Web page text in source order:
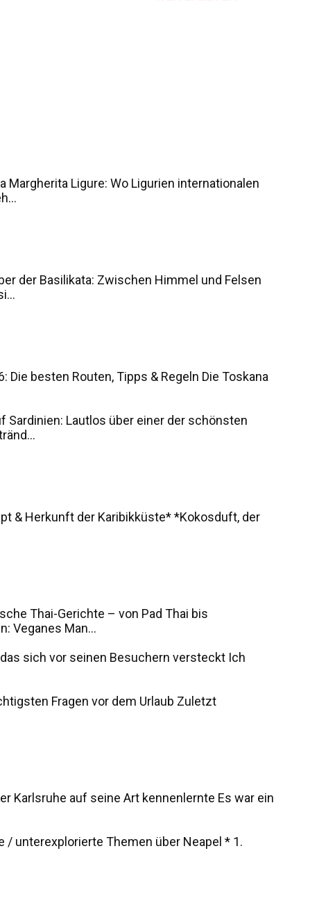
Margherita Ligure: Wo Ligurien internationalen
der Basilikata: Zwischen Himmel und Felsen
Die besten Routen, Tipps & Regeln Die Toskana
Sardinien: Lautlos über einer der schönsten
& Herkunft der Karibikküste* *Kokosduft, der
Thai-Gerichte – von Pad Thai bis
Veganes Man...
sich vor seinen Besuchern versteckt Ich
Fragen vor dem Urlaub Zuletzt
Karlsruhe auf seine Art kennenlernte Es war ein
/ unterexplorierte Themen über Neapel * 1.